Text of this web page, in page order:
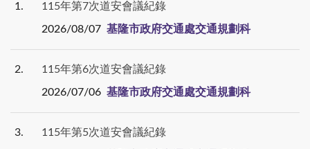
1 115年第7次道安會議紀錄
2026/08/07 基隆市政府交通處交通規劃科
2 115年第6次道安會議紀錄
2026/07/06 基隆市政府交通處交通規劃科
3 115年第5次道安會議紀錄